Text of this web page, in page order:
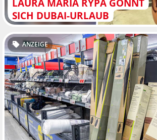
SICH DUBAI-URLAUB
ANZEIGE